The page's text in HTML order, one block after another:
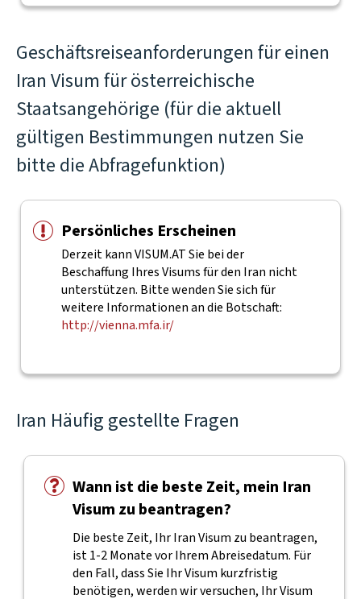
Geschäftsreiseanforderungen für einen
Iran Visum für österreichische
Staatsangehörige (für die aktuell
gültigen Bestimmungen nutzen Sie
bitte die Abfragefunktion)
Persönliches Erscheinen
Derzeit kann VISUM.AT Sie bei der
Beschaffung Ihres Visums für den Iran nicht
unterstützen. Bitte wenden Sie sich für
weitere Informationen an die Botschaft:
http://vienna.mfa.ir/
Iran Häufig gestellte Fragen
Wann ist die beste Zeit, mein Iran
Visum zu beantragen?
Die beste Zeit, Ihr Iran Visum zu beantragen,
ist 1-2 Monate vor Ihrem Abreisedatum. Für
den Fall, dass Sie Ihr Visum kurzfristig
benötigen, werden wir versuchen, Ihr Visum